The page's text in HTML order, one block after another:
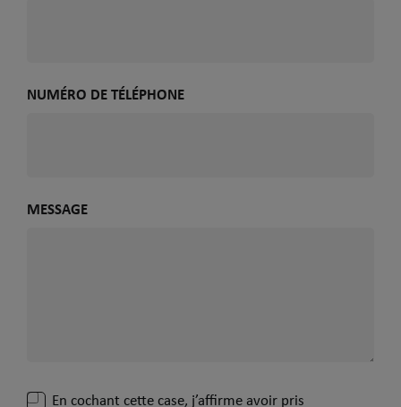
NUMÉRO DE TÉLÉPHONE
MESSAGE
RGPDEn cochant cette case, j’affirme avoir pris